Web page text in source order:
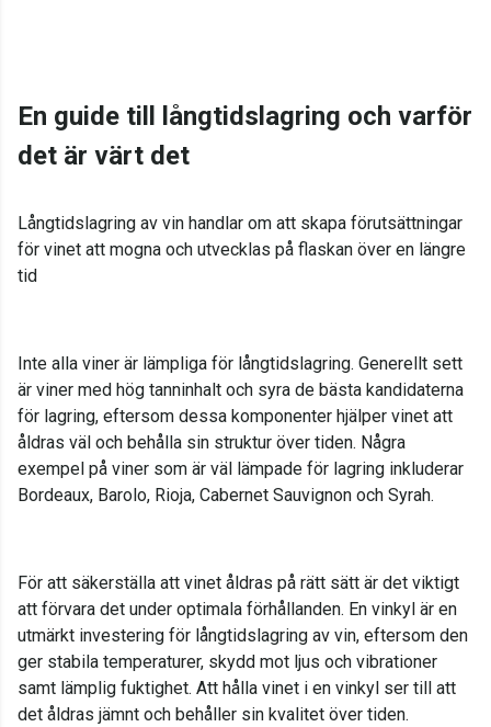
En guide till långtidslagring och varför
det är värt det
Långtidslagring av vin handlar om att skapa förutsättningar
för vinet att mogna och utvecklas på flaskan över en längre
tid
Inte alla viner är lämpliga för långtidslagring. Generellt sett
är viner med hög tanninhalt och syra de bästa kandidaterna
för lagring, eftersom dessa komponenter hjälper vinet att
åldras väl och behålla sin struktur över tiden. Några
exempel på viner som är väl lämpade för lagring inkluderar
Bordeaux, Barolo, Rioja, Cabernet Sauvignon och Syrah.
För att säkerställa att vinet åldras på rätt sätt är det viktigt
att förvara det under optimala förhållanden. En vinkyl är en
utmärkt investering för långtidslagring av vin, eftersom den
ger stabila temperaturer, skydd mot ljus och vibrationer
samt lämplig fuktighet. Att hålla vinet i en vinkyl ser till att
det åldras jämnt och behåller sin kvalitet över tiden.